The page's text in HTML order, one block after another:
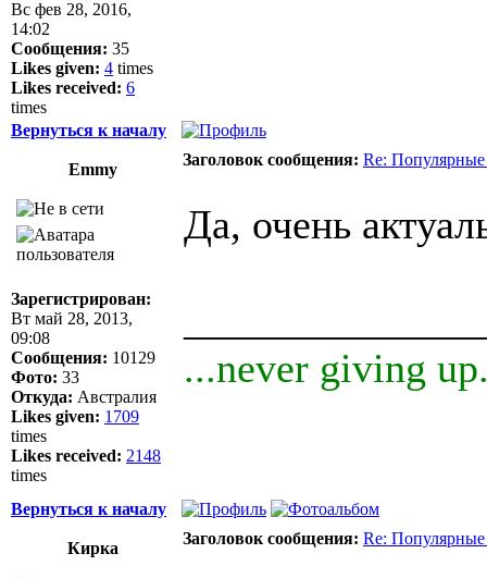
Вс фев 28, 2016,
14:02
Сообщения: 35
Likes given: 4 times
Likes received: 6
times
Вернуться к началу
Emmy
Заголовок сообщения: Re:
Зарегистрирован:
Вт май 28, 2013,
09:08
Сообщения: 10129
Фото: 33
Откуда: Австралия
Likes given: 1709
times
Likes received: 2148
times
Да, очень
...never giving
Вернуться к началу
Кирка
Заголовок сообщения: Re: